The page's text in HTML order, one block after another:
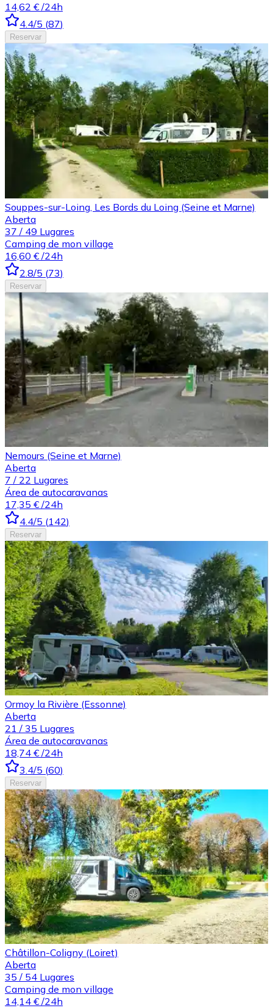
14,62 € /24h
4.4/5 (87)
Reservar
Souppes-sur-Loing, Les Bords du Loing (Seine et Marne)
Aberta
37 / 49 Lugares
Camping de mon village
16,60 € /24h
2.8/5 (73)
Reservar
Nemours (Seine et Marne)
Aberta
7 / 22 Lugares
Área de autocaravanas
17,35 € /24h
4.4/5 (142)
Reservar
Ormoy la Rivière (Essonne)
Aberta
21 / 35 Lugares
Área de autocaravanas
18,74 € /24h
3.4/5 (60)
Reservar
Châtillon-Coligny (Loiret)
Aberta
35 / 54 Lugares
Camping de mon village
14,14 € /24h